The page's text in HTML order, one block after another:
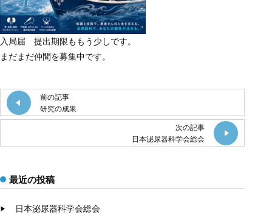
入局届 提出期限ももう少しです。
まだまだ仲間を募集中です。
前の記事
研究の成果
次の記事
日本泌尿器科学会総会
最近の投稿
日本泌尿器科学会総会